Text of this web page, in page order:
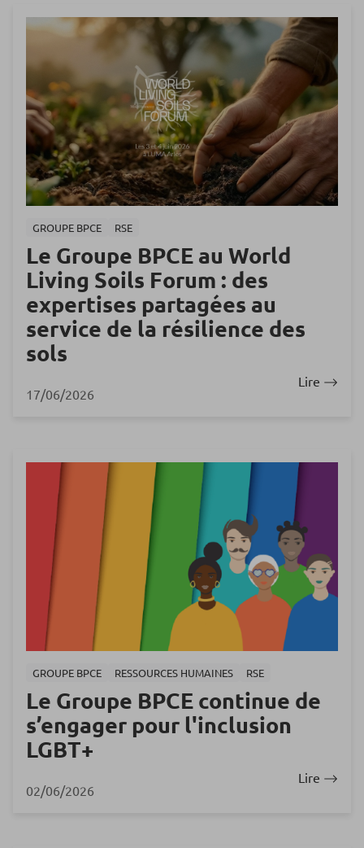
GROUPE BPCE RSE
Le Groupe BPCE au World
Living Soils Forum : des
expertises partagées au
service de la résilience des
sols
17/06/2026
Lire
GROUPE BPCE RESSOURCES HUMAINES RSE
Le Groupe BPCE continue de
s’engager pour l'inclusion
LGBT+
02/06/2026
Lire